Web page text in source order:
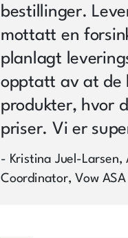
bestillinger.
mottatt en
planlagt
opptatt av at de
produkter, hvor
priser. Vi er
- Kristina Juel-
Coordinator, Vow ASA